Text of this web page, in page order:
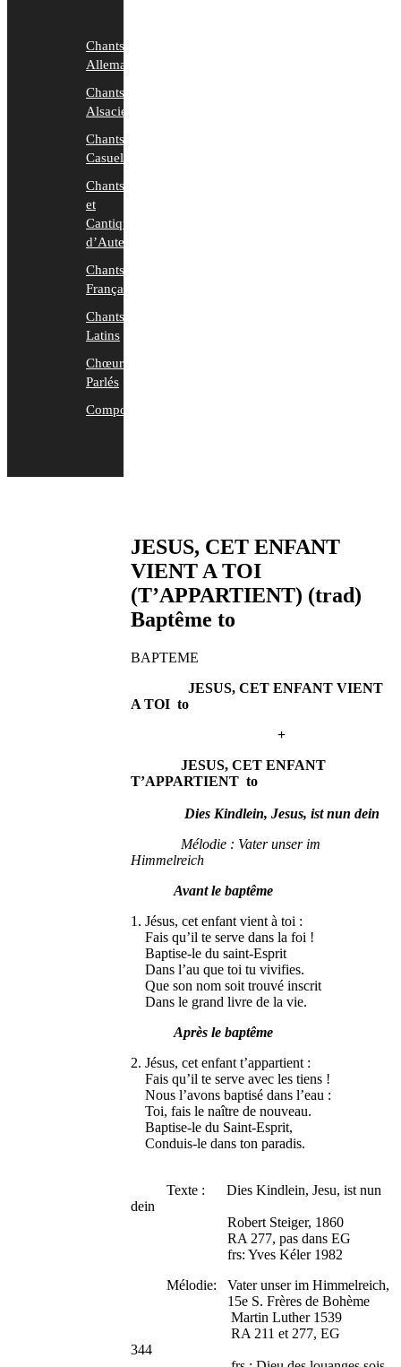
JESUS, CET ENFANT
VIENT A TOI
(T’APPARTIENT) (trad)
Baptême to
BAPTEME
JESUS, CET ENFANT VIENT
A TOI to
+
JESUS, CET ENFANT
T’APPARTIENT to
Dies Kindlein, Jesus, ist nun dein
Mélodie : Vater unser im
Himmelreich
Avant le baptême
1. Jésus, cet enfant vient à toi :
Fais qu’il te serve dans la foi !
Baptise-le du saint-Esprit
Dans l’au que toi tu vivifies.
Que son nom soit trouvé inscrit
Dans le grand livre de la vie.
Après le baptême
2. Jésus, cet enfant t’appartient :
Fais qu’il te serve avec les tiens !
Nous l’avons baptisé dans l’eau :
Toi, fais le naître de nouveau.
Baptise-le du Saint-Esprit,
Conduis-le dans ton paradis.
Texte : Dies Kindlein, Jesu, ist nun
dein
Robert Steiger, 1860
RA 277, pas dans EG
frs: Yves Kéler 1982
Mélodie: Vater unser im Himmelreich,
15e S. Frères de Bohème
Martin Luther 1539
RA 211 et 277, EG
344
Chants
Allemands
Chants
Alsaciens
Chants
Casuels
Chants
et
Cantiques
d’Auteurs
Chants
Français
Chants
Latins
Chœurs
Parlés
Compositions